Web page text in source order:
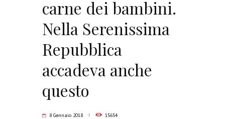
carne dei bambini.
Nella Serenissima
Repubblica
accadeva anche
questo
8 Gennaio 2018 15654